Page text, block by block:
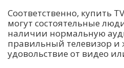
Соответственно, купить
могут состоятельные
наличии нормальную
правильный телевизор и
удовольствие от видео